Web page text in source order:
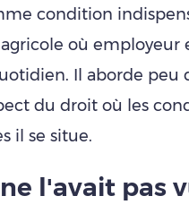
condition
où employeur
Il aborde peu
du droit où les
il se situe.
l'avait pas